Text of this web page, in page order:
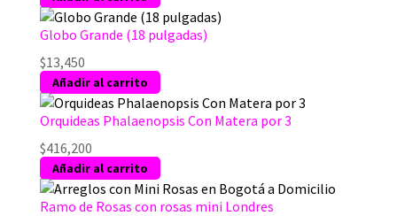
Globo Grande (18 pulgadas)
$13,450
Añadir al carrito
Orquideas Phalaenopsis Con Matera por 3
$416,200
Añadir al carrito
Ramo de Rosas con rosas mini Londres